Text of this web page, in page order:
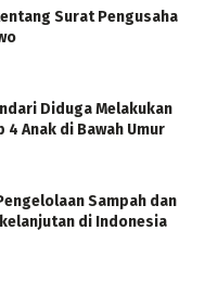
Surat Pengusaha
Diduga Melakukan
Anak di Bawah Umur
Sampah dan
di Indonesia